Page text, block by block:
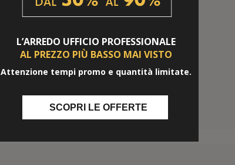
MONTAGGIO SEMPLICE
Veloce e intuitivo
L’ARREDO UFFICIO PROFESSIONALE
AL PREZZO PIÙ BASSO MAI VISTO
Attenzione tempi promo e quantità limitate.
SCOPRI LE OFFERTE